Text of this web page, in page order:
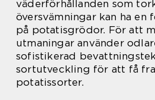
väderförhållanden som
översvämningar kan ha en
på potatisgrödor. För att
utmaningar använder
sofistikerad
sortutveckling för att få
potatissorter.